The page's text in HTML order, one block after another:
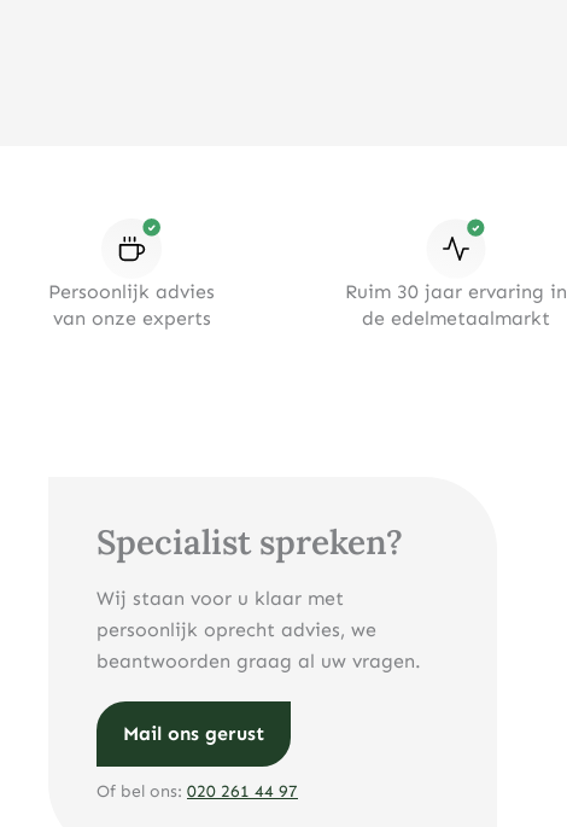
Persoonlijk advies
van onze experts
Ruim 30 jaar ervaring in
de edelmetaalmarkt
Specialist spreken?
Wij staan voor u klaar met
persoonlijk oprecht advies, we
beantwoorden graag al uw vragen.
Mail ons gerust
Of bel ons: 020 261 44 97